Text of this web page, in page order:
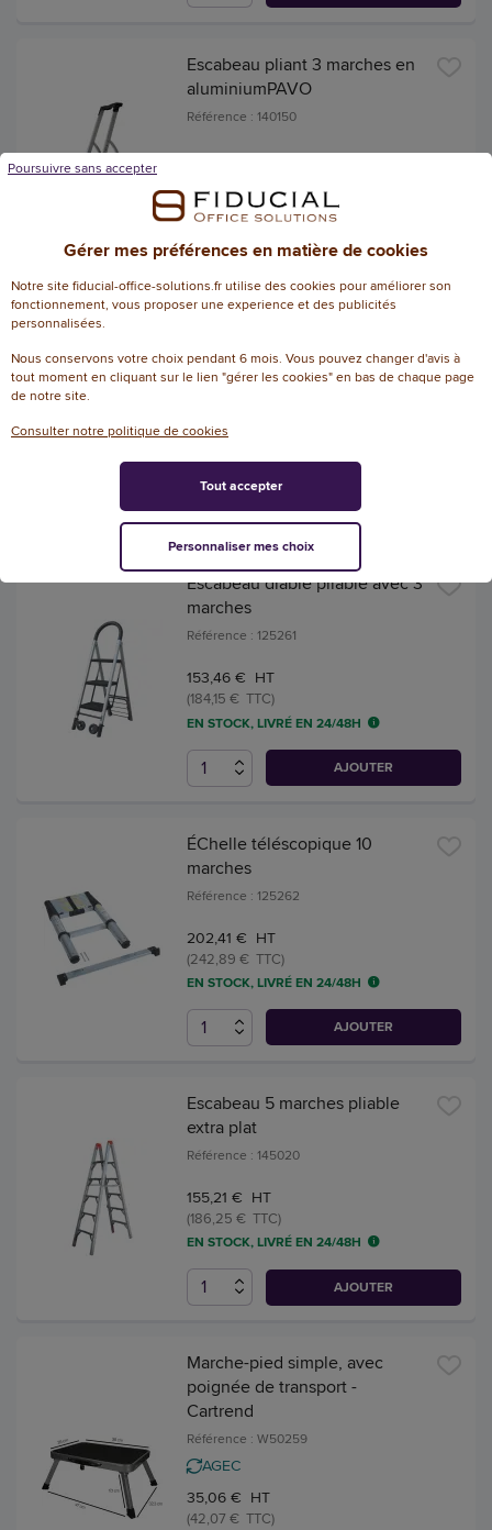
Escabeau pliant 3 marches en
aluminiumPAVO
Référence : 140150
82,64 € HT
EN STOCK, LIVRÉ EN 24/48H
AJOUTER
extra plat
Référence : 145016
(117,24 € TTC)
EN STOCK, LIVRÉ EN 24/48H
AJOUTER
Escabeau diable pliable avec 3
marches
Référence : 125261
153,46 € HT
(184,15 € TTC)
EN STOCK, LIVRÉ EN 24/48H
AJOUTER
ÉChelle téléscopique 10
marches
Référence : 125262
202,41 € HT
(242,89 € TTC)
EN STOCK, LIVRÉ EN 24/48H
AJOUTER
Escabeau 5 marches pliable
extra plat
Référence : 145020
155,21 € HT
(186,25 € TTC)
EN STOCK, LIVRÉ EN 24/48H
AJOUTER
Marche-pied simple, avec
poignée de transport -
Cartrend
Référence : W50259
AGEC
35,06 € HT
(42,07 € TTC)
Gérer mes préférences en matière de cookies
Notre site fiducial-office-solutions.fr utilise des cookies pour améliorer son
fonctionnement, vous proposer une experience et des publicités
personnalisées.
Nous conservons votre choix pendant 6 mois. Vous pouvez changer d'avis à
tout moment en cliquant sur le lien "gérer les cookies" en bas de chaque page
de notre site.
Consulter notre politique de cookies
Poursuivre sans accepter
Personnaliser mes choix
Tout accepter